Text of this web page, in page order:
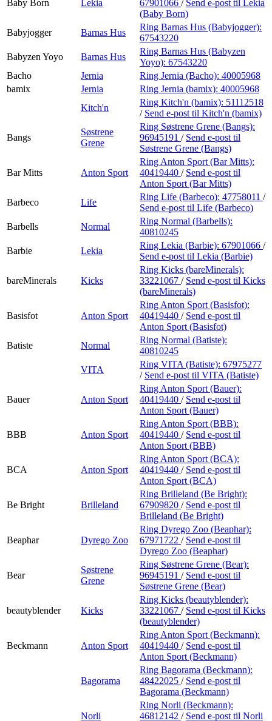
Baby Born Lekia
67901066 / Send e-post til Lekia
(Baby Born)
Babyjogger
Barnas Hus
Ring Barnas Hus (Babyjogger):
67543220
Babyzen Yoyo
Barnas Hus
Ring Barnas Hus (Babyzen
Yoyo): 67543220
Bacho
Jernia Ring Jernia (Bacho): 40005968
bamix
Jernia Ring Jernia (bamix): 40005968
Kitch'n
Ring Kitch'n (bamix): 51112518
/ Send e-post til Kitch'n (bamix)
Bangs
Søstrene
Grene
Ring Søstrene Grene (Bangs):
96945191 / Send e-post til
Søstrene Grene (Bangs)
Bar Mitts Anton Sport
Ring Anton Sport (Bar Mitts):
40419440 / Send e-post til
Anton Sport (Bar Mitts)
Barbeco
Life
Ring Life (Barbeco): 47758011 /
Send e-post til Life (Barbeco)
Barbells
Normal
Ring Normal (Barbells):
40810245
Barbie
Lekia
Ring Lekia (Barbie): 67901066 /
Send e-post til Lekia (Barbie)
bareMinerals Kicks
Ring Kicks (bareMinerals):
33221067 / Send e-post til Kicks
(bareMinerals)
Basisfot Anton Sport
Ring Anton Sport (Basisfot):
40419440 / Send e-post til
Anton Sport (Basisfot)
Batiste
Normal
Ring Normal (Batiste):
40810245
VITA
Ring VITA (Batiste): 67975277
/ Send e-post til VITA (Batiste)
Bauer Anton Sport
Ring Anton Sport (Bauer):
40419440 / Send e-post til
Anton Sport (Bauer)
BBB Anton Sport
Ring Anton Sport (BBB):
40419440 / Send e-post til
Anton Sport (BBB)
BCA Anton Sport
Ring Anton Sport (BCA):
40419440 / Send e-post til
Anton Sport (BCA)
Be Bright Brilleland
Ring Brilleland (Be Bright):
67909820 / Send e-post til
Brilleland (Be Bright)
Beaphar Dyrego Zoo
Ring Dyrego Zoo (Beaphar):
67971722 / Send e-post til
Dyrego Zoo (Beaphar)
Bear
Søstrene
Grene
Ring Søstrene Grene (Bear):
96945191 / Send e-post til
Søstrene Grene (Bear)
beautyblender Kicks
Ring Kicks (beautyblender):
33221067 / Send e-post til Kicks
(beautyblender)
Beckmann Anton Sport
Ring Anton Sport (Beckmann):
40419440 / Send e-post til
Anton Sport (Beckmann)
Bagorama
Ring Bagorama (Beckmann):
48422025 / Send e-post til
Bagorama (Beckmann)
Norli
Ring Norli (Beckmann):
46812142 / Send e-post til Norli